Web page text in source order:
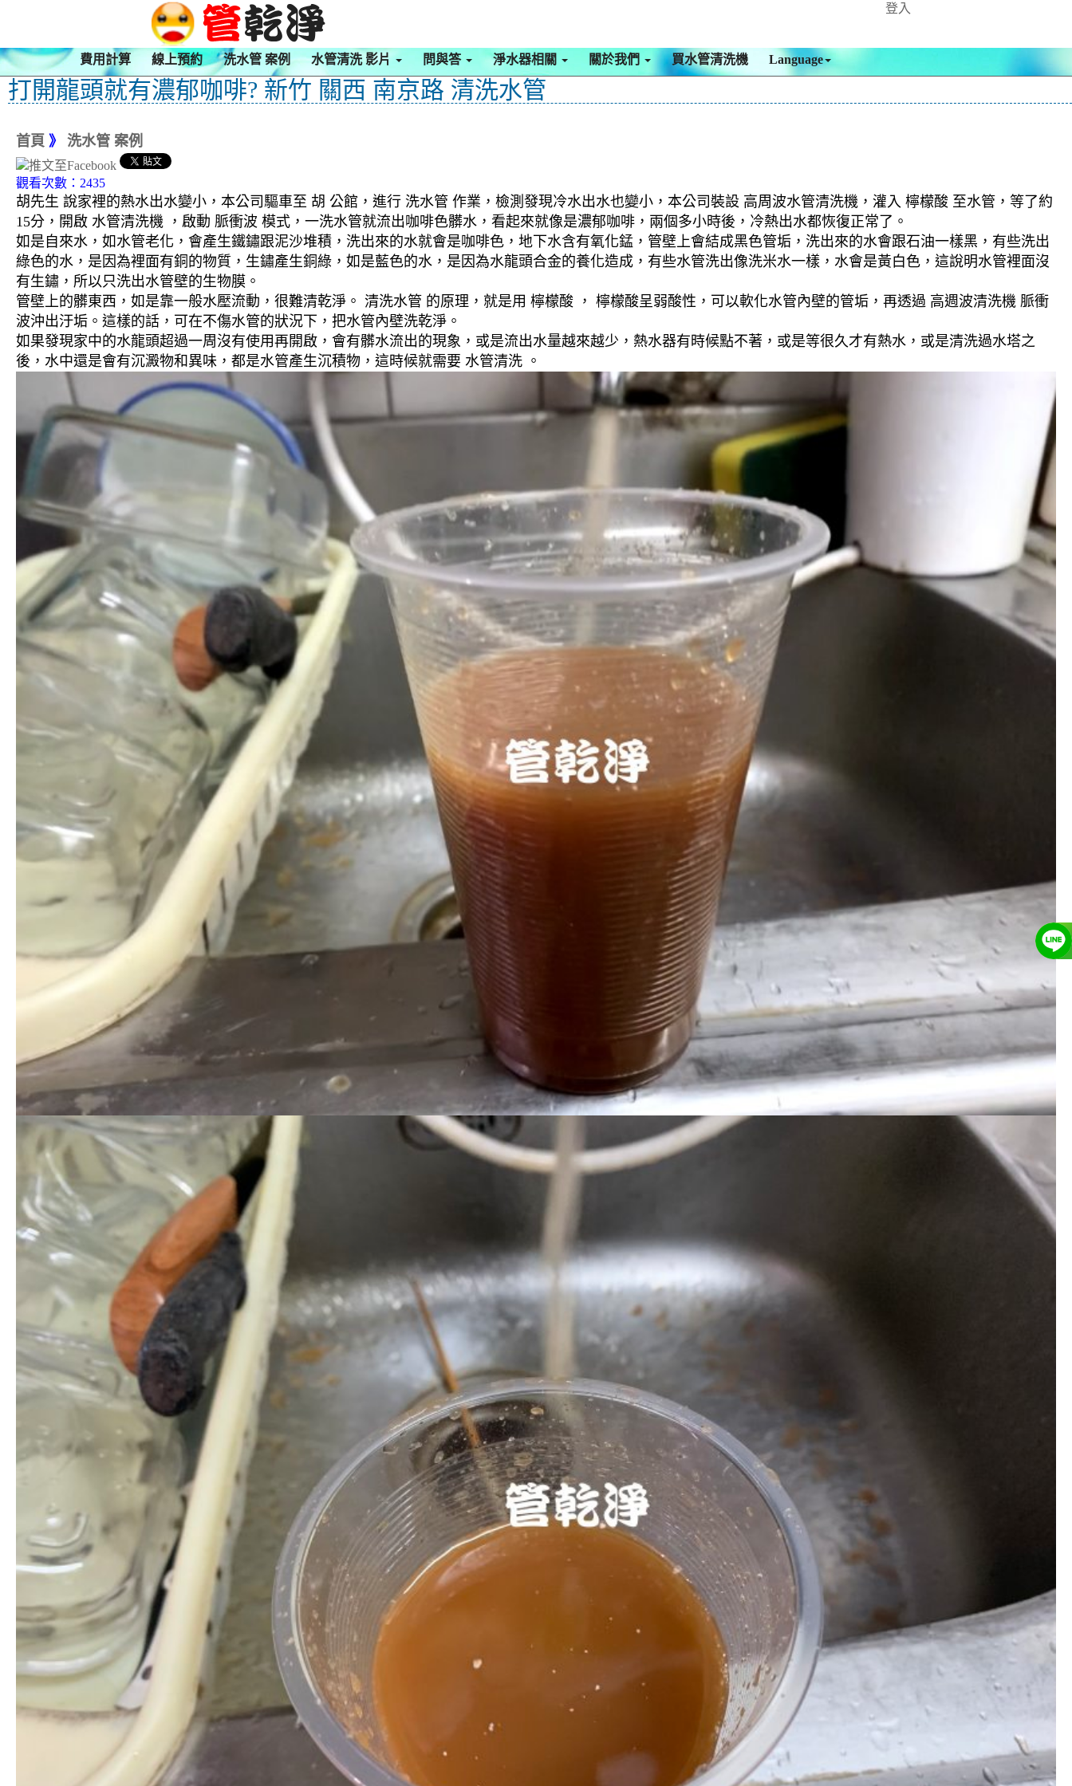
登入
費用計算 線上預約 洗水管 案例 水管清洗 影片 問與答 淨水器相關 關於我們 買水管清洗機 Language
打開龍頭就有濃郁咖啡? 新竹 關西 南京路 清洗水管
首頁 》 洗水管 案例
觀看次數：2435
胡先生 說家裡的熱水出水變小，本公司驅車至 胡 公館，進行 洗水管 作業，檢測發現冷水出水也變小，本公司裝設 高周波水管清洗機，灌入 檸檬酸 至水管，等了約
15分，開啟 水管清洗機 ，啟動 脈衝波 模式，一洗水管就流出咖啡色髒水，看起來就像是濃郁咖啡，兩個多小時後，冷熱出水都恢復正常了。
如是自來水，如水管老化，會產生鐵鏽跟泥沙堆積，洗出來的水就會是咖啡色，地下水含有氧化錳，管壁上會結成黑色管垢，洗出來的水會跟石油一樣黑，有些洗出
綠色的水，是因為裡面有銅的物質，生鏽產生銅綠，如是藍色的水，是因為水龍頭合金的養化造成，有些水管洗出像洗米水一樣，水會是黃白色，這說明水管裡面沒
有生鏽，所以只洗出水管壁的生物膜。
管壁上的髒東西，如是靠一般水壓流動，很難清乾淨。 清洗水管 的原理，就是用 檸檬酸 ， 檸檬酸呈弱酸性，可以軟化水管內壁的管垢，再透過 高週波清洗機 脈衝
波沖出汙垢。這樣的話，可在不傷水管的狀況下，把水管內壁洗乾淨。
如果發現家中的水龍頭超過一周沒有使用再開啟，會有髒水流出的現象，或是流出水量越來越少，熱水器有時候點不著，或是等很久才有熱水，或是清洗過水塔之
後，水中還是會有沉澱物和異味，都是水管產生沉積物，這時候就需要 水管清洗 。